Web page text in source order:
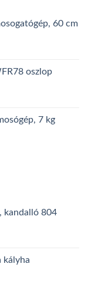
60 cm
oszlop
7 kg
kandalló 804
kályha